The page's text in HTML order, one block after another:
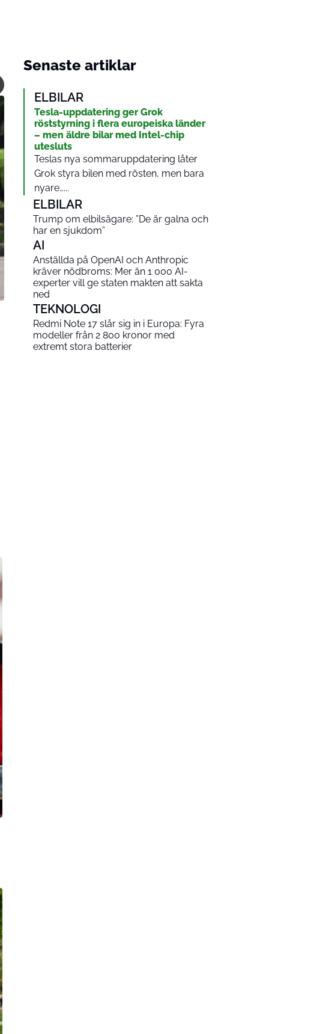
Senaste artiklar
ELBILAR
Tesla-uppdatering ger Grok
röststyrning i flera europeiska länder
– men äldre bilar med Intel-chip
utesluts
Teslas nya sommaruppdatering låter
Grok styra bilen med rösten, men bara
nyare…...
ELBILAR
Trump om elbilsägare: ”De är galna och
har en sjukdom”
AI
Anställda på OpenAI och Anthropic
kräver nödbroms: Mer än 1 000 AI-
experter vill ge staten makten att sakta
ned
TEKNOLOGI
Redmi Note 17 slår sig in i Europa: Fyra
modeller från 2 800 kronor med
extremt stora batterier